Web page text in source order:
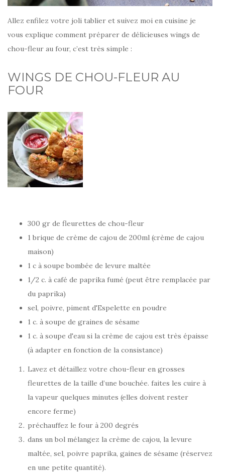
Allez enfilez votre joli tablier et suivez moi en cuisine je
vous explique comment préparer de délicieuses wings de
chou-fleur au four, c’est très simple :
WINGS DE CHOU-FLEUR AU
FOUR
300 gr de fleurettes de chou-fleur
1 brique de crème de cajou de 200ml (crème de cajou
maison)
1 c à soupe bombée de levure maltée
1/2 c. à café de paprika fumé (peut être remplacée par
du paprika)
sel, poivre, piment d'Espelette en poudre
1 c. à soupe de graines de sésame
1 c. à soupe d'eau si la crème de cajou est très épaisse
(à adapter en fonction de la consistance)
Lavez et détaillez votre chou-fleur en grosses
fleurettes de la taille d’une bouchée. faites les cuire à
la vapeur quelques minutes (elles doivent rester
encore ferme)
préchauffez le four à 200 degrés
dans un bol mélangez la crème de cajou, la levure
maltée, sel, poivre paprika, gaines de sésame (réservez
en une petite quantité).